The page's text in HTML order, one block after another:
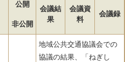
公開
非公開
会議結
果
会議資
料
会議録
地域公共交通協議会での
協議の結果、「ねぎし